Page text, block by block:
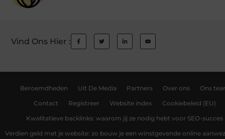
Vind Ons Hier :
Beroemdheden Uit De Media Partners Over ons Ons
Contact Registreer Website index Cookiebeleid (EU)
Kwalitatieve backlinks: waarom jij ze nodig hebt voor SEO-succes
Verdien geld met je website: zo bouw je een winstgevende online